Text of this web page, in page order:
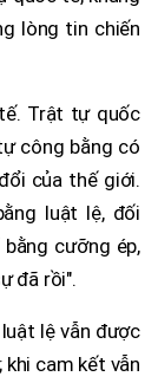
lòng tin chiến
Trật tự quốc
công bằng có
của thế giới.
luật lệ, đối
cưỡng ép,
đã rồi".
lệ vẫn được
khi cam kết vẫn